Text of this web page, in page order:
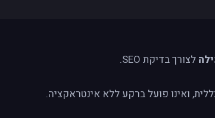
לצורך בדיקת SEO.
ואינו פועל ברקע ללא אינטראקציה.